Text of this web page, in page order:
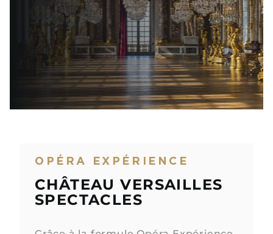
OPÉRA EXPÉRIENCE
CHÂTEAU VERSAILLES
SPECTACLES